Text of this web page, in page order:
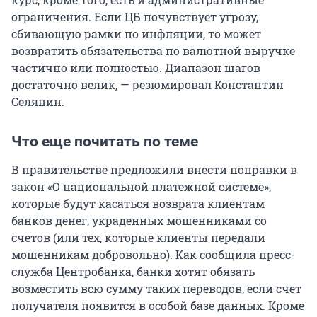
ограничения. Если ЦБ почувствует угрозу,
сбивающую рамки по инфляции, то может
возвратить обязательства по валютной выручке
частично или полностью. Диапазон шагов
достаточно велик, — резюмировал Константин
Селянин.
Что еще почитать по теме
В правительстве предложили внести поправки в
закон «О национальной платежной системе»,
которые будут касаться возврата клиентам
банков денег, украденных мошенниками со
счетов (или тех, которые клиенты передали
мошенникам добровольно). Как сообщила пресс-
служба Центробанка, банки хотят обязать
возместить всю сумму таких переводов, если счет
получателя появится в особой базе данных. Кроме